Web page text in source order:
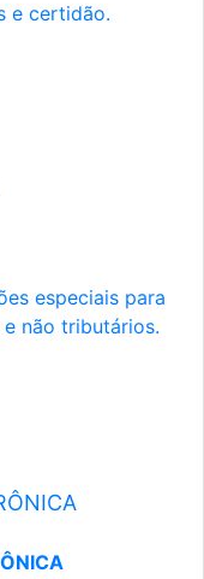
e certidão.
especiais para
não tributários.